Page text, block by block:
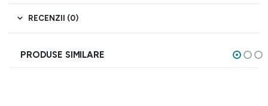
RECENZII (0)
PRODUSE SIMILARE